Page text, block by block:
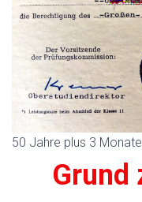
50 Jahre plus 3
Grund